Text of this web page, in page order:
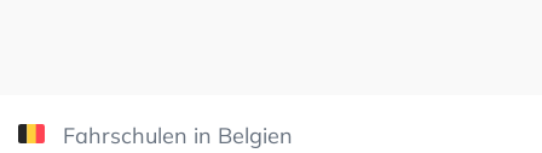
Fahrschulen in Belgien